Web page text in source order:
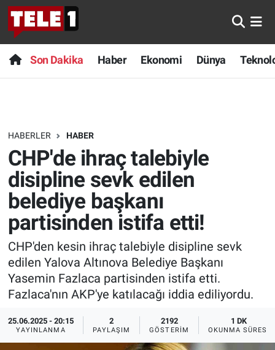
Son Dakika Haber Ekonomi Dünya
HABERLER HABER
CHP'de ihraç talebiyle
disipline sevk edilen
belediye başkanı
partisinden istifa etti!
CHP'den kesin ihraç talebiyle disipline sevk
edilen Yalova Altınova Belediye Başkanı
Yasemin Fazlaca partisinden istifa etti.
Fazlaca'nın AKP'ye katılacağı iddia ediliyordu.
25.06.2025 - 20:15
YAYINLANMA
2
PAYLAŞIM
2192
GÖSTERIM
1 DK
OKUNMA SÜRESI
Anında Manşet
Başka Sohbetler
Bilim turu
Bilim ve Teknoloji Evreni
Doğa Konuşuyor
Dünya
Ege Saati
Ege'den Esintiler
Eğitim
Son Dakika
Haber
Dünya
Teknoloji
Sağlık
Spor
Yayın Akışı
İletişim
Nöbetçi Eczaneler
Hava Durumu
Trafik Durumu
Süper Lig Puan Durumu ve Fikstür
Tüm Manşetler
Son Dakika Haberleri
Haber Arşivi